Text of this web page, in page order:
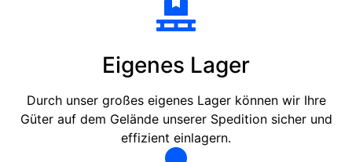
Eigenes Lager
Durch unser großes eigenes Lager können wir Ihre
Güter auf dem Gelände unserer Spedition sicher und
effizient einlagern.